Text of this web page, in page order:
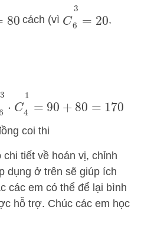
80 cách (vì C6 20 ,
6 ⋅C =90 80 170
coi thi
tiết về hoán vị, chỉnh
dụng ở trên sẽ giúp ích
các em có thể để lại bình
hỗ trợ. Chúc các em học